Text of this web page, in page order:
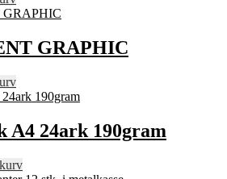
GRAPHIC
A4 24ark 190gram